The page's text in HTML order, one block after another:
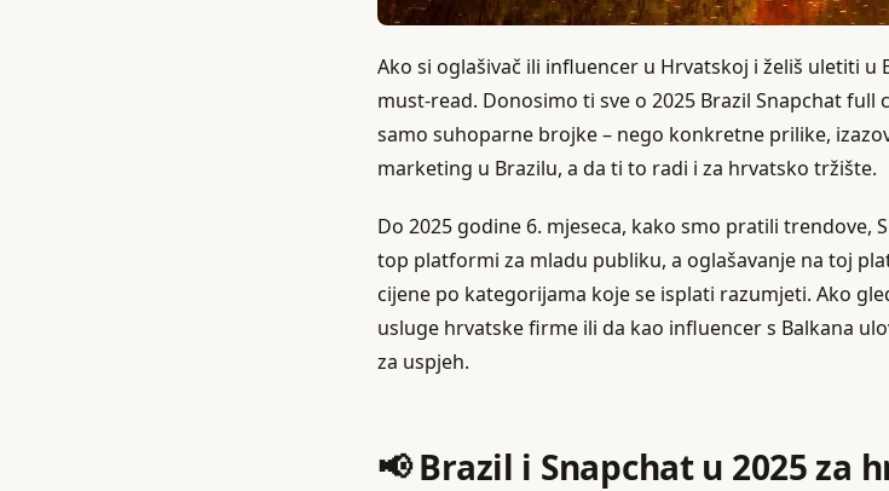
Ako si oglašivač ili influencer u Hrvatskoj i želiš uletiti u
must-read. Donosimo ti sve o 2025 Brazil Snapchat
samo suhoparne brojke – nego konkretne prilike,
marketing u Brazilu, a da ti to radi i za hrvatsko tržište.
Do 2025 godine 6. mjeseca, kako smo pratili trendove,
top platformi za mladu publiku, a oglašavanje na toj
cijene po kategorijama koje se isplati razumjeti. Ako
usluge hrvatske firme ili da kao influencer s Balkana
za uspjeh.
📢 Brazil i Snapchat u 2025 za